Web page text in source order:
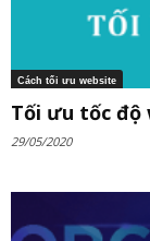
Cách tối ưu website
Tối ưu tốc độ
29/05/2020